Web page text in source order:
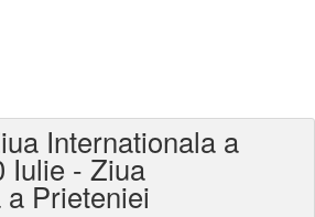
Internationala a
Iulie - Ziua
Prieteniei